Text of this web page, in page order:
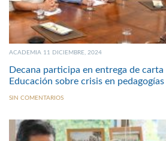
ACADEMIA 11 DICIEMBRE, 2024
Decana participa en entrega de
Educación sobre crisis en pedagogías
SIN COMENTARIOS